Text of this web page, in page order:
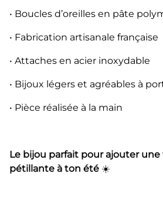
• Boucles d’oreilles en pâte
• Fabrication artisanale française
• Attaches en acier inoxydable
• Bijoux légers et agréables à
• Pièce réalisée à la main
Le bijou parfait pour ajouter
pétillante à ton été ☀️